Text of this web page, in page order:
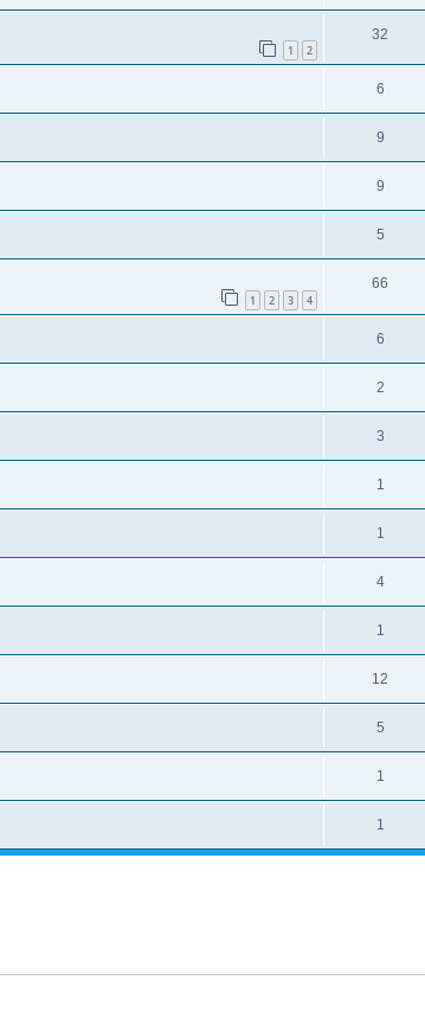
1 2
32
6
9
9
5
1 2 3 4
66
6
2
3
1
1
4
1
12
5
1
1